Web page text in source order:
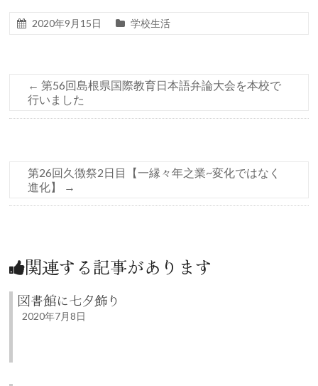
2020年9月15日 学校生活
← 第56回島根県国際教育日本語弁論大会を本校で
行いました
第26回久徴祭2日目【一縁々年之業~変化ではなく
進化】
→
関連する記事があります
図書館に七夕飾り
2020年7月8日